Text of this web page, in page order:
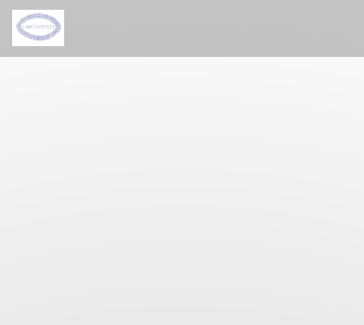
Personalizzazione delle tue scelte sui cookie